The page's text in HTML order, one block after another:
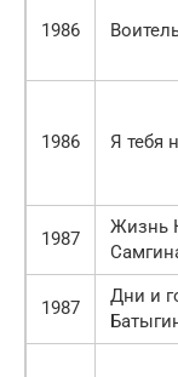
1986
1986 Я тебя
1987
Жизнь
1987
Дни и